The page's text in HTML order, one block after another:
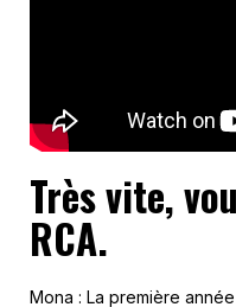
Très vite,
RCA.
Mona : La première